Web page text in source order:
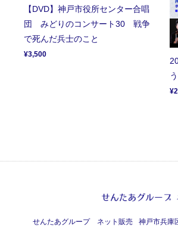
【DVD】神戸市役所センター合唱
団 みどりのコンサート30 戦争
で死んだ兵士のこと
¥3,500
せんたあグループ ネット販売 神戸市兵庫